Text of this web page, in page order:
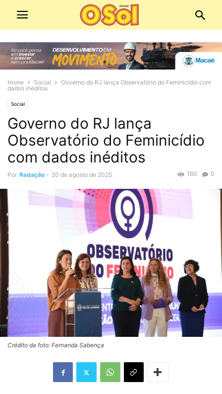
Home Social
Governo do RJ lança Observatório do Feminicídio com
dados inéditos
Social
Governo do RJ lança
Observatório do Feminicídio
com dados inéditos
Por Redação - 20 de agosto de 2025 0
160
Crédito da foto: Fernanda Sabença